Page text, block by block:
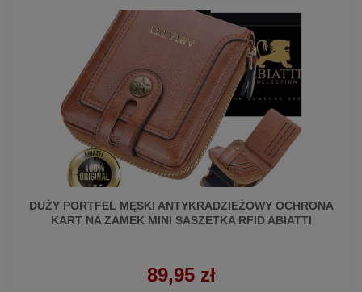
DUŻY PORTFEL MĘSKI ANTYKRADZIEŻOWY OCHRONA
KART NA ZAMEK MINI SASZETKA RFID ABIATTI
89,95 zł